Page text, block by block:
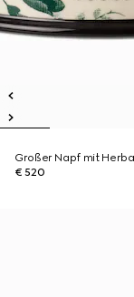
Großer Napf mit
€ 520